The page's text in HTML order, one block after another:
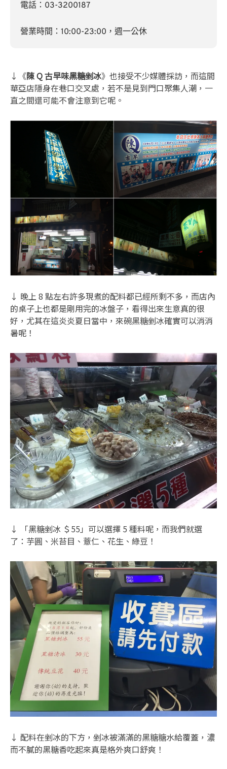
電話：03-3200187
營業時間：10:00-23:00，週一公休
↓《陳 Q 古早味黑糖剉冰》也接受不少媒體採訪，而這間
華亞店隱身在巷口交叉處，若不是見到門口聚集人潮，一
直之間還可能不會注意到它呢。
↓ 晚上 8 點左右許多現煮的配料都已經所剩不多，而店內
的桌子上也都是剛用完的冰盤子，看得出來生意真的很
好，尤其在這炎炎夏日當中，來碗黑糖剉冰確實可以消消
暑呢！
↓ 「黑糖剉冰 ＄55」可以選擇 5 種料呢，而我們就選
了：芋圓、米苔目、薏仁、花生、綠豆！
↓ 配料在剉冰的下方，剉冰被滿滿的黑糖糖水給覆蓋，濃
而不膩的黑糖香吃起來真是格外爽口舒爽！